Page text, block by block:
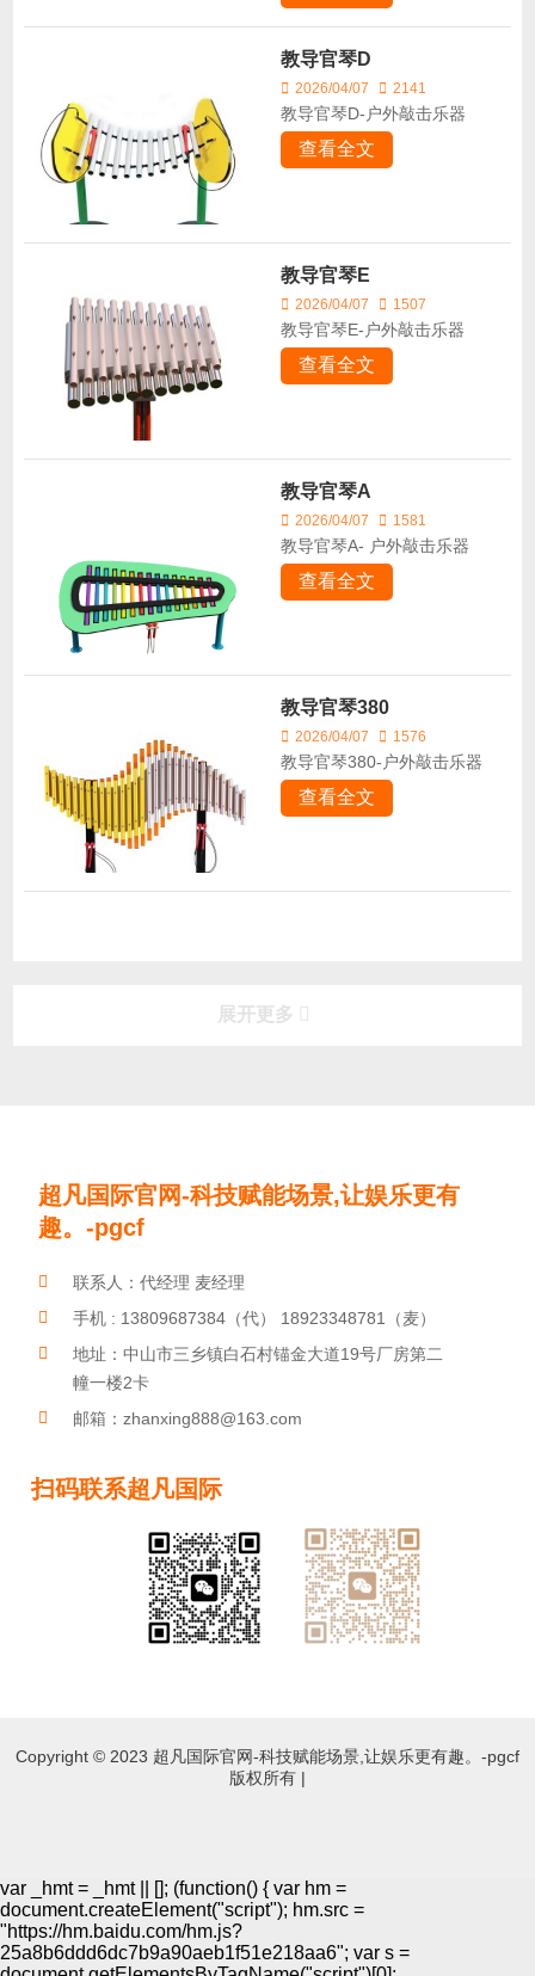
教导官琴D
2026/04/07 2141
教导官琴D-户外敲击乐器
查看全文
教导官琴E
2026/04/07 1507
教导官琴E-户外敲击乐器
查看全文
教导官琴A
2026/04/07 1581
教导官琴A- 户外敲击乐器
查看全文
教导官琴380
2026/04/07 1576
教导官琴380-户外敲击乐器
查看全文
展开更多
玩具发音琴片 儿童音乐玩具 户外敲击乐器
教导官琴380
教导官琴V
教导官琴EH
教导官琴AH
超凡国际官网-科技赋能场景,让娱乐更有
趣。-pgcf
联系人：代经理 麦经理
手机 : 13809687384（代） 18923348781（麦）
地址：中山市三乡镇白石村锚金大道19号厂房第二
幢一楼2卡
邮箱：zhanxing888@163.com
扫码联系超凡国际
Copyright © 2023 超凡国际官网-科技赋能场景,让娱乐更有趣。-pgcf
版权所有 |
var _hmt = _hmt || []; (function() { var hm =
document.createElement("script"); hm.src =
"https://hm.baidu.com/hm.js?
25a8b6ddd6dc7b9a90aeb1f51e218aa6"; var s =